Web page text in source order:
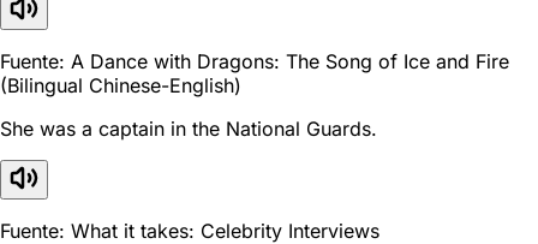
Fuente: A Dance with Dragons: The Song of Ice and Fire
(Bilingual Chinese-English)
She was a captain in the National Guards.
Fuente: What it takes: Celebrity Interviews